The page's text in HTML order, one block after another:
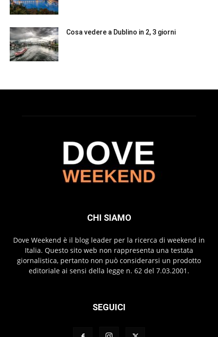
Cosa vedere a Dublino in 2, 3 giorni
CHI SIAMO
Dove Weekend è il blog leader per la ricerca di weekend in
Italia. Questo sito web non rappresenta una testata
giornalistica, pertanto non può considerarsi un prodotto
editoriale ai sensi della legge n. 62 del 7.03.2001.
SEGUICI